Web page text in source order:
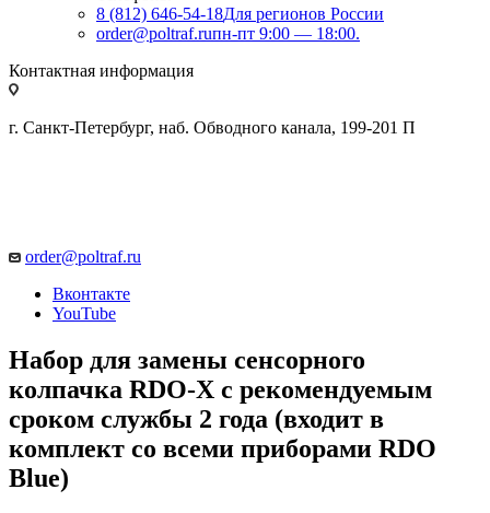
8 (812) 646-54-18Для регионов России
order@poltraf.ruпн-пт 9:00 — 18:00.
Контактная информация
г. Санкт-Петербург, наб. Обводного канала, 199-201 П
order@poltraf.ru
Вконтакте
YouTube
Набор для замены сенсорного
колпачка RDO-X с рекомендуемым
сроком службы 2 года (входит в
комплект со всеми приборами RDO
Bluе)